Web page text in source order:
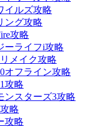
イルズ攻略
ング攻略
攻略
ーライフi攻略
メイク攻略
オフライン攻略
攻略
ンスターズ3攻略
略
攻略